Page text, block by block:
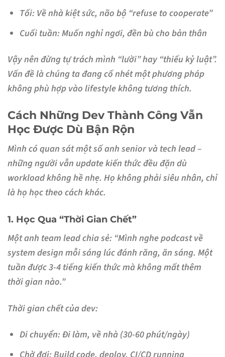
Tối: Về nhà kiệt sức, não bộ “refuse to cooperate”
Cuối tuần: Muốn nghỉ ngơi, đền bù cho bản thân
Vậy nên đừng tự trách mình “lười” hay “thiếu kỷ luật”.
Vấn đề là chúng ta đang cố nhét một phương pháp
không phù hợp vào lifestyle không tương thích.
Cách Những Dev Thành Công Vẫn
Học Được Dù Bận Rộn
Mình có quan sát một số anh senior và tech lead –
những người vẫn update kiến thức đều đặn dù
workload không hề nhẹ. Họ không phải siêu nhân, chỉ
là họ học theo cáchkhác.
1. Học Qua “Thời Gian Chết”
Một anh team lead chia sẻ: “Mình nghe podcast về
system design mỗi sáng lúc đánh răng, ăn sáng. Một
tuần được 3-4 tiếng kiến thức mà không mất thêm
thời gian nào.”
Thời gian chết của dev:
Di chuyển: Đi làm, về nhà (30-60 phút/ngày)